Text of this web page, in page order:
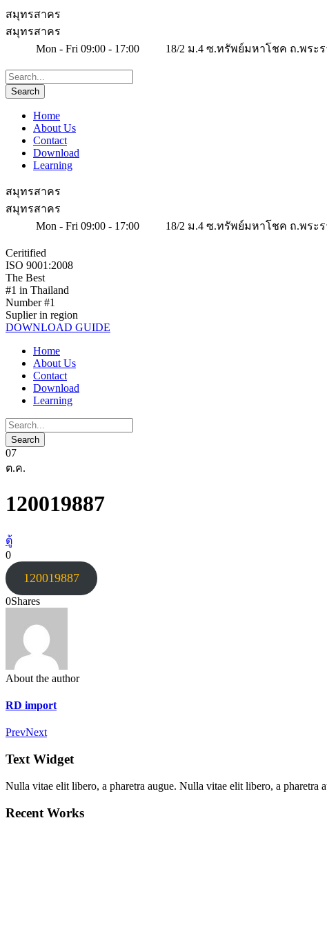
สมุทรสาคร
สมุทรสาคร
Mon - Fri 09:00 - 17:00
18/2 ม.4 ซ.ทรัพย์มหาโชค ถ.พระ
Home
About Us
Contact
Download
Learning
สมุทรสาคร
สมุทรสาคร
Mon - Fri 09:00 - 17:00
18/2 ม.4 ซ.ทรัพย์มหาโชค ถ.พระ
Ceritified
ISO 9001:2008
The Best
#1 in Thailand
Number #1
Suplier in region
DOWNLOAD GUIDE
Home
About Us
Contact
Download
Learning
07
ต.ค.
120019887
ตู้
0
120019887
0Shares
About the author
RD import
PrevNext
Text Widget
Nulla vitae elit libero, a pharetra augue. Nulla vitae elit libero, a pharetra
Recent Works